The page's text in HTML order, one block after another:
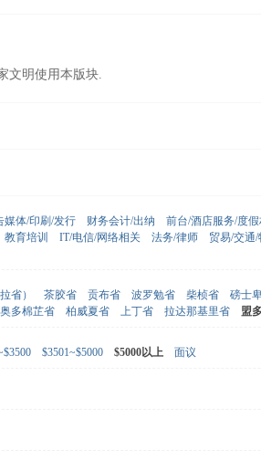
文明使用本版块.
媒体/印刷/发行 财务会计/出纳
前台/酒店服务/度假
教育培训 IT/电信/网络相关 法务/律师 贸易/交通
省） 茶胶省 贡布省 波罗勉省 柴桢省 磅士
奥多棉芷省 柏威夏省 上丁省 拉达那基里省 盟
$3501~$5000 $5000以上 面议